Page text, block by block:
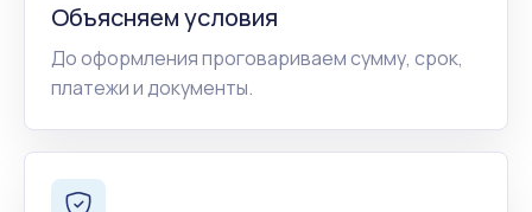
Объясняем условия
До оформления проговариваем сумму, срок,
платежи и документы.